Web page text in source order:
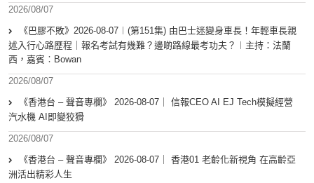
2026/08/07
《巴膠不敗》2026-08-07︱(第151集) 由巴士迷變身車長！年輕車長親
述入行心路歷程｜報名考試有幾難？邊啲路線最考功夫？︱主持：法蘭
西，嘉賓︰Bowan
2026/08/07
《香港台 – 聲音專欄》 2026-08-07｜ 信報CEO AI EJ Tech模擬經營
汽水機 AI即變狡猾
2026/08/07
《香港台 – 聲音專欄》 2026-08-07｜ 香港01 老齡化新視角 在高齡亞
洲活出精彩人生